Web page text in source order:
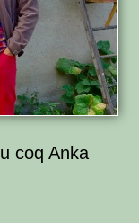
coq Anka